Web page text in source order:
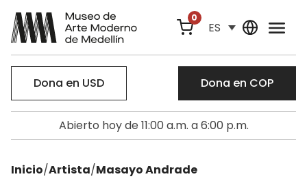
0
ES
Dona en USD Dona en COP
Abierto hoy de 11:00 a.m. a 6:00 p.m.
Inicio/Artista/Masayo Andrade